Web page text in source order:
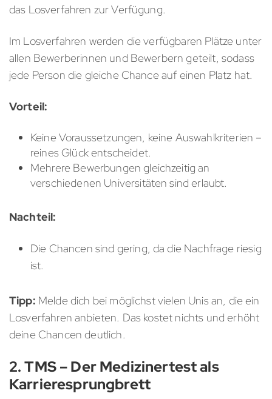
das Losverfahren zur Verfügung.
Im Losverfahren werden die verfügbaren Plätze unter
allen Bewerberinnen und Bewerbern geteilt, sodass
jede Person die gleiche Chance auf einen Platz hat.
Vorteil:
Keine Voraussetzungen, keine Auswahlkriterien –
reines Glück entscheidet.
Mehrere Bewerbungen gleichzeitig an
verschiedenen Universitäten sind erlaubt.
Nachteil:
Die Chancen sind gering, da die Nachfrage riesig
ist.
Tipp: Melde dich bei möglichst vielen Unis an, die ein
Losverfahren anbieten. Das kostet nichts und erhöht
deine Chancen deutlich.
2. TMS – Der Medizinertest als
Karrieresprungbrett